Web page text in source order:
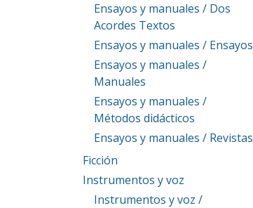
Ensayos y manuales / Dos
Acordes Textos
Ensayos y manuales / Ensayos
Ensayos y manuales /
Manuales
Ensayos y manuales /
Métodos didácticos
Ensayos y manuales / Revistas
Ficción
Instrumentos y voz
Instrumentos y voz /